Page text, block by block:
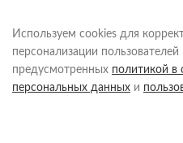
Используем cookies для
персонализации
предусмотренных политикой в
персональных данных и